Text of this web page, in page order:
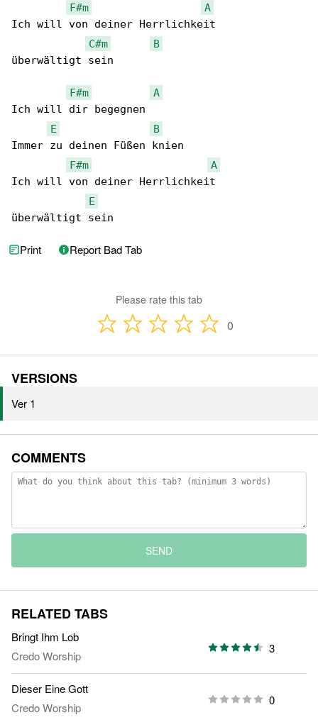
F#m
A
Ich will von deiner Herrlichkeit
C#m
B
überwältigt sein
F#m
A
Ich will dir begegnen
E
B
Immer zu deinen Füßen knien
F#m
A
Ich will von deiner Herrlichkeit
E
überwältigt sein
Print Report Bad Tab
Please rate this tab
0
VERSIONS
Ver 1
COMMENTS
SEND
RELATED TABS
Bringt Ihm Lob
Credo Worship
3
Dieser Eine Gott
Credo Worship
0